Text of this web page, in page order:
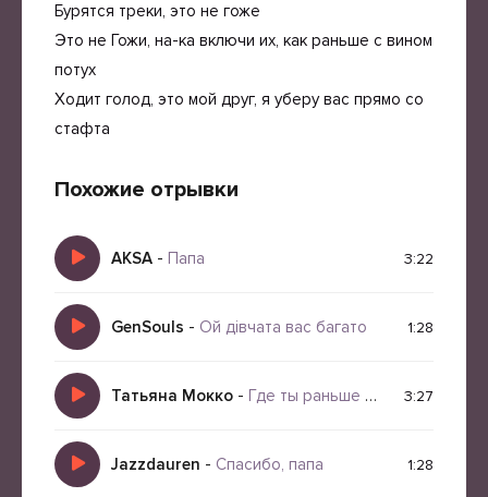
Бурятся треки, это не гоже
Это не Гожи, на-ка включи их, как раньше с вином
потух
Ходит голод, это мой друг, я уберу вас прямо со
стафта
Похожие отрывки
AKSA - Папа 3:22
GenSouls - Ой дівчата вас багато 1:28
Татьяна Мокко - Где ты раньше был 3:27
Jazzdauren - Спасибо, папа 1:28